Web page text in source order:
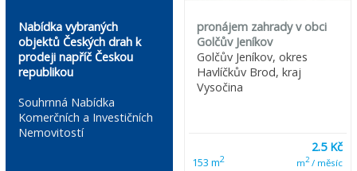
Nabídka vybraných
objektů Českých drah k
prodeji napříč Českou
republikou
Souhrnná Nabídka
Komerčních a Investičních
Nemovitostí
pronájem zahrady v obci
Golčův Jeníkov
Golčův Jeníkov, okres
Havlíčkův Brod, kraj
Vysočina
153 m2
2.5 Kč
m2/ měsíc